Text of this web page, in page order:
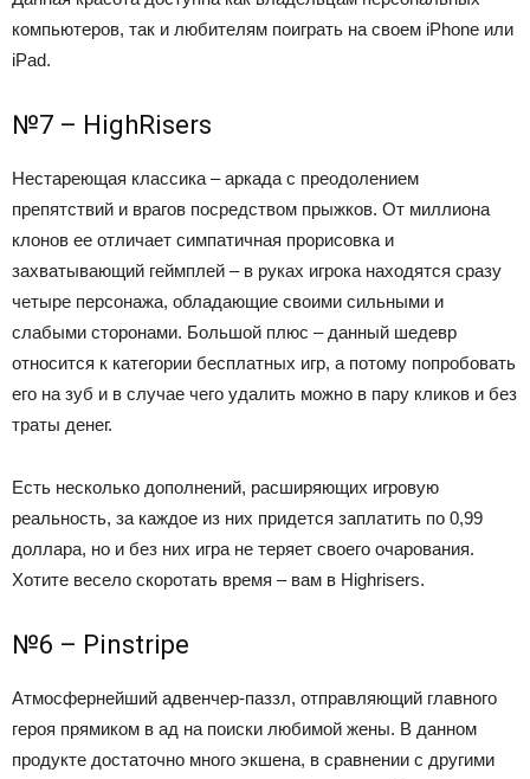
компьютеров, так и любителям поиграть на своем iPhone или
iPad.
№7 – HighRisers
Нестареющая классика – аркада с преодолением
препятствий и врагов посредством прыжков. От миллиона
клонов ее отличает симпатичная прорисовка и
захватывающий геймплей – в руках игрока находятся сразу
четыре персонажа, обладающие своими сильными и
слабыми сторонами. Большой плюс – данный шедевр
относится к категории бесплатных игр, а потому попробовать
его на зуб и в случае чего удалить можно в пару кликов и без
траты денег.
Есть несколько дополнений, расширяющих игровую
реальность, за каждое из них придется заплатить по 0,99
доллара, но и без них игра не теряет своего очарования.
Хотите весело скоротать время – вам в Highrisers.
№6 – Pinstripe
Атмосфернейший адвенчер-паззл, отправляющий главного
героя прямиком в ад на поиски любимой жены. В данном
продукте достаточно много экшена, в сравнении с другими